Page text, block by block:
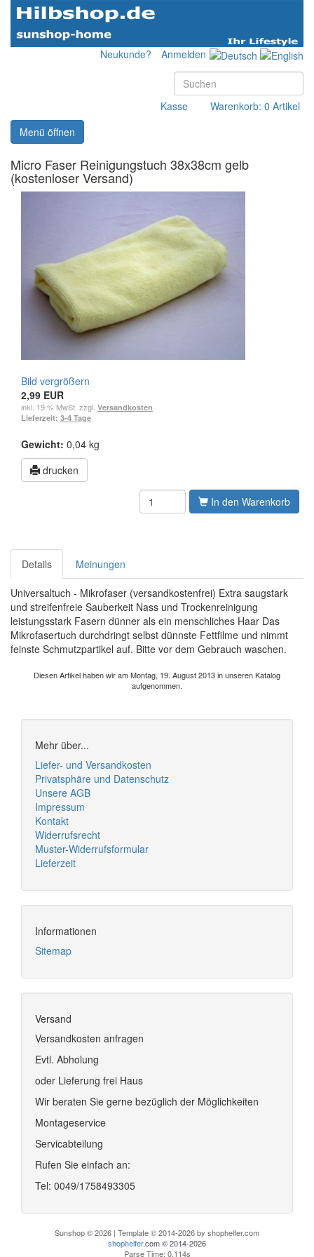
Neukunde? Anmelden
Kasse
Warenkorb: 0 Artikel
Menü öffnen
Micro Faser Reinigungstuch 38x38cm gelb
(kostenloser Versand)
Bild vergrößern
2,99 EUR
inkl. 19 % MwSt. zzgl. Versandkosten
Lieferzeit: 3-4 Tage
Gewicht: 0,04 kg
drucken
In den Warenkorb
Details Meinungen
Universaltuch - Mikrofaser (versandkostenfrei) Extra saugstark
und streifenfreie Sauberkeit Nass und Trockenreinigung
leistungsstark Fasern dünner als ein menschliches Haar Das
Mikrofasertuch durchdringt selbst dünnste Fettfilme und nimmt
feinste Schmutzpartikel auf. Bitte vor dem Gebrauch waschen.
Diesen Artikel haben wir am Montag, 19. August 2013 in unseren Katalog
aufgenommen.
Mehr über...
Liefer- und Versandkosten
Privatsphäre und Datenschutz
Unsere AGB
Impressum
Kontakt
Widerrufsrecht
Muster-Widerrufsformular
Lieferzeit
Informationen
Sitemap
Versand
Versandkosten anfragen
Evtl. Abholung
oder Lieferung frei Haus
Wir beraten Sie gerne bezüglich der Möglichkeiten
Montageservice
Servicabteilung
Rufen Sie einfach an:
Tel: 0049/1758493305
Sunshop © 2026 | Template © 2014-2026 by shophelfer.com
shophelfer.com © 2014-2026
Parse Time: 0.114s